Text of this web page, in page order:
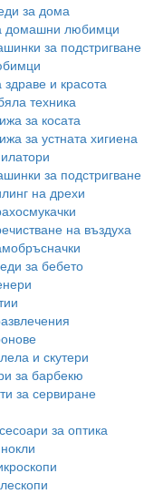
за дома
домашни любимци
за
здраве и красота
техника
за косата
за устната хигиена
за подстригване
на дрехи
на въздуха
за бебето
и скутери
за барбекю
за сервиране
за оптика